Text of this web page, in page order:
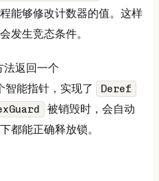
能够修改计数器的值。这样
发生竞态条件。
法返回一个
智能指针，实现了 Deref
被销毁时，会自动
都能正确释放锁。